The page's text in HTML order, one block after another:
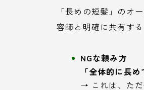
「長めの短髪」のオ
容師と明確に共有する
NGな頼み方
「全体的に長
→ これは、た